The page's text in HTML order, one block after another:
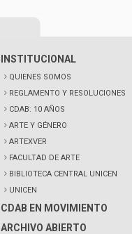
INSTITUCIONAL
QUIENES SOMOS
REGLAMENTO Y RESOLUCIONES
CDAB: 10 AÑOS
ARTE Y GÉNERO
ARTEXVER
FACULTAD DE ARTE
BIBLIOTECA CENTRAL UNICEN
UNICEN
CDAB EN MOVIMIENTO
ARCHIVO ABIERTO